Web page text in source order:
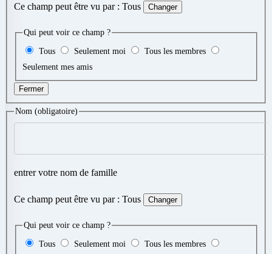
Ce champ peut être vu par : Tous Changer
Qui peut voir ce champ ?
Tous Seulement moi
Tous les membres
Seulement mes amis
Fermer
Nom (obligatoire)
entrer votre nom de famille
Ce champ peut être vu par : Tous Changer
Qui peut voir ce champ ?
Tous Seulement moi
Tous les membres